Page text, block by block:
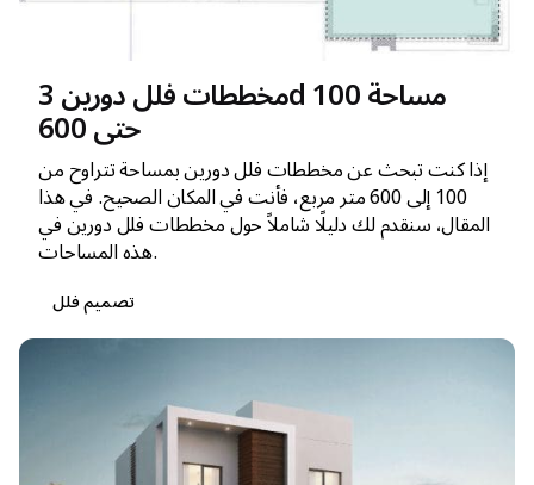
مخططات فلل دورين 3d مساحة 100
حتى 600
إذا كنت تبحث عن مخططات فلل دورين بمساحة تتراوح من
100 إلى 600 متر مربع، فأنت في المكان الصحيح. في هذا
المقال، سنقدم لك دليلًا شاملاً حول مخططات فلل دورين في
هذه المساحات.
تصميم فلل